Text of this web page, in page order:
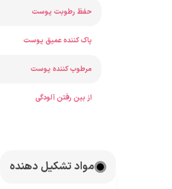
حفظ رطوبت پوست
پاک کننده عمیق پوست
مرطوب کننده پوست
از بین رفتن آلودگی
مواد تشکیل دهنده